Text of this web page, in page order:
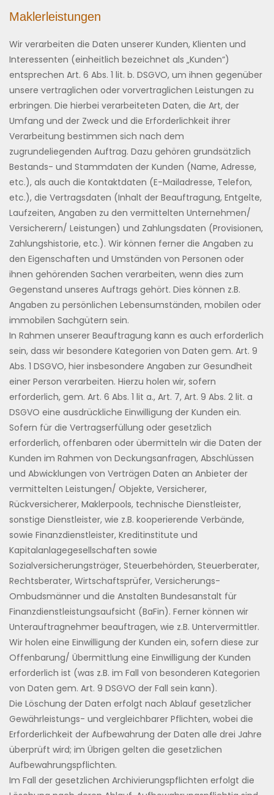
Maklerleistungen
Wir verarbeiten die Daten unserer Kunden, Klienten und
Interessenten (einheitlich bezeichnet als „Kunden“)
entsprechen Art. 6 Abs. 1 lit. b. DSGVO, um ihnen gegenüber
unsere vertraglichen oder vorvertraglichen Leistungen zu
erbringen. Die hierbei verarbeiteten Daten, die Art, der
Umfang und der Zweck und die Erforderlichkeit ihrer
Verarbeitung bestimmen sich nach dem
zugrundeliegenden Auftrag. Dazu gehören grundsätzlich
Bestands- und Stammdaten der Kunden (Name, Adresse,
etc.), als auch die Kontaktdaten (E-Mailadresse, Telefon,
etc.), die Vertragsdaten (Inhalt der Beauftragung, Entgelte,
Laufzeiten, Angaben zu den vermittelten Unternehmen/
Versicherern/ Leistungen) und Zahlungsdaten (Provisionen,
Zahlungshistorie, etc.). Wir können ferner die Angaben zu
den Eigenschaften und Umständen von Personen oder
ihnen gehörenden Sachen verarbeiten, wenn dies zum
Gegenstand unseres Auftrags gehört. Dies können z.B.
Angaben zu persönlichen Lebensumständen, mobilen oder
immobilen Sachgütern sein.
In Rahmen unserer Beauftragung kann es auch erforderlich
sein, dass wir besondere Kategorien von Daten gem. Art. 9
Abs. 1 DSGVO, hier insbesondere Angaben zur Gesundheit
einer Person verarbeiten. Hierzu holen wir, sofern
erforderlich, gem. Art. 6 Abs. 1 lit a., Art. 7, Art. 9 Abs. 2 lit. a
DSGVO eine ausdrückliche Einwilligung der Kunden ein.
Sofern für die Vertragserfüllung oder gesetzlich
erforderlich, offenbaren oder übermitteln wir die Daten der
Kunden im Rahmen von Deckungsanfragen, Abschlüssen
und Abwicklungen von Verträgen Daten an Anbieter der
vermittelten Leistungen/ Objekte, Versicherer,
Rückversicherer, Maklerpools, technische Dienstleister,
sonstige Dienstleister, wie z.B. kooperierende Verbände,
sowie Finanzdienstleister, Kreditinstitute und
Kapitalanlagegesellschaften sowie
Sozialversicherungsträger, Steuerbehörden, Steuerberater,
Rechtsberater, Wirtschaftsprüfer, Versicherungs-
Ombudsmänner und die Anstalten Bundesanstalt für
Finanzdienstleistungsaufsicht (BaFin). Ferner können wir
Unterauftragnehmer beauftragen, wie z.B. Untervermittler.
Wir holen eine Einwilligung der Kunden ein, sofern diese zur
Offenbarung/ Übermittlung eine Einwilligung der Kunden
erforderlich ist (was z.B. im Fall von besonderen Kategorien
von Daten gem. Art. 9 DSGVO der Fall sein kann).
Die Löschung der Daten erfolgt nach Ablauf gesetzlicher
Gewährleistungs- und vergleichbarer Pflichten, wobei die
Erforderlichkeit der Aufbewahrung der Daten alle drei Jahre
überprüft wird; im Übrigen gelten die gesetzlichen
Aufbewahrungspflichten.
Im Fall der gesetzlichen Archivierungspflichten erfolgt die